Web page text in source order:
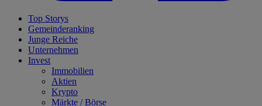
Top Storys
Gemeinderanking
Junge Reiche
Unternehmen
Invest
Immobilien
Aktien
Krypto
Märkte / Börse